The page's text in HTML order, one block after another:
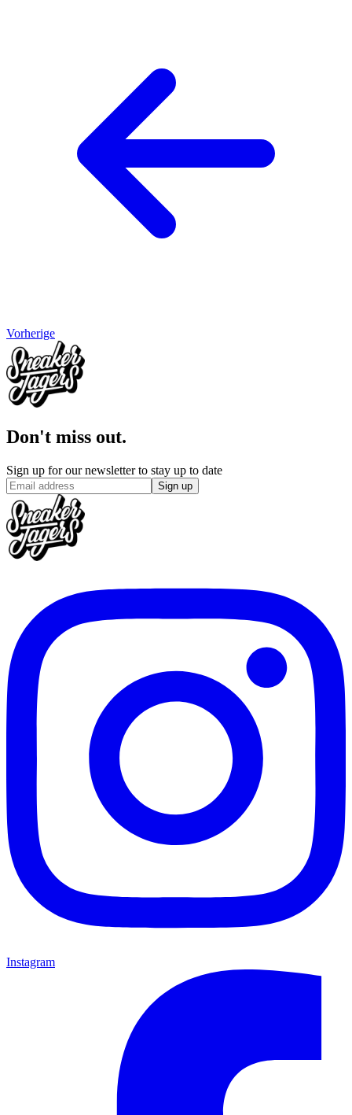
Vorherige
Don't miss out.
Sign up for our newsletter to stay up to date
Sign up
Instagram